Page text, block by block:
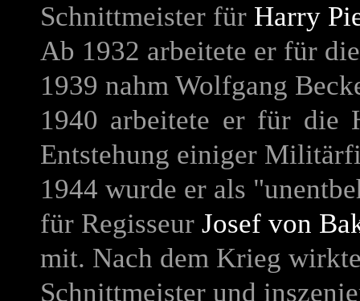
Schnittmeister für Harry
Ab 1932 arbeitete er für
1939 nahm Wolfgang
1940 arbeitete er für die
Entstehung einiger
1944 wurde er als
für Regisseur Josef von
mit. Nach dem Krieg
Schnittmeister und